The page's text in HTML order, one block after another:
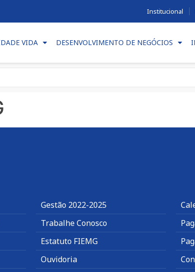
Institucional
VIDA DESENVOLVIMENTO DE NEGÓCIOS
Gestão 2022-2025
Trabalhe Conosco
Estatuto FIEMG
Ouvidoria